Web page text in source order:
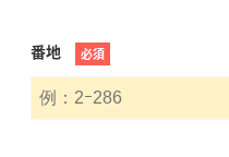
番地 必須